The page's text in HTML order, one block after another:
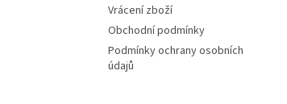
Vrácení zboží
Obchodní podmínky
Podmínky ochrany osobních
údajů